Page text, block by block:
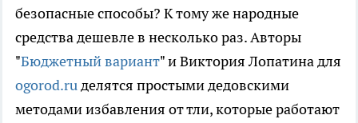
безопасные способы? К тому же народные
средства дешевле в несколько раз. Авторы
"Бюджетный вариант" и Виктория Лопатина для
ogorod.ruделятся простыми дедовскими
методами избавления от тли, которые работают